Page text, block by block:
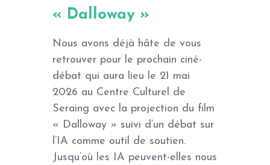
« Dalloway »
Nous avons déjà hâte de vous
retrouver pour le prochain ciné-
débat qui aura lieu le 21 mai
2026 au Centre Culturel de
Seraing avec la projection du film
« Dalloway » suivi d’un débat sur
l’IA comme outil de soutien.
Jusqu’où les IA peuvent-elles nous